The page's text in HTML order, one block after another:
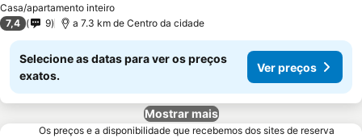
Casa/apartamento inteiro
Ver preços
7,4 9 a 7.3 km de Centro da cidade
Selecione as datas para ver os preços
exatos.
Ver preços
Mostrar mais
Os preços e a disponibilidade que recebemos dos sites de reserva